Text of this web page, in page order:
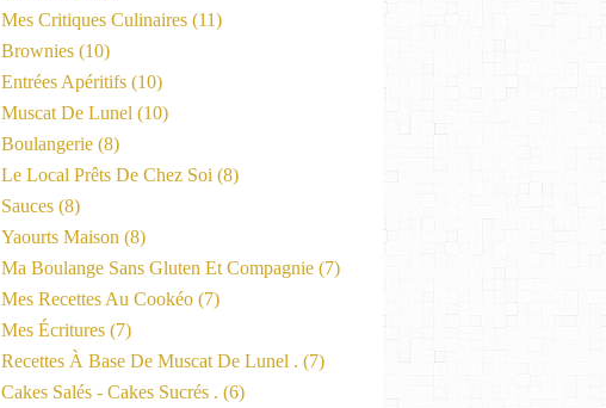
Mes Critiques Culinaires (11)
Brownies (10)
Entrées Apéritifs (10)
Muscat De Lunel (10)
Boulangerie (8)
Le Local Prêts De Chez Soi (8)
Sauces (8)
Yaourts Maison (8)
Ma Boulange Sans Gluten Et Compagnie (7)
Mes Recettes Au Cookéo (7)
Mes Écritures (7)
Recettes À Base De Muscat De Lunel . (7)
Cakes Salés - Cakes Sucrés . (6)